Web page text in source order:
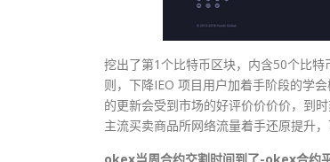
挖出了第1个比特币区块，内含50个比
则，下降IEO 项目用户加着手阶段的学
的更新会受到市场的好评价价价价，到
主流买卖商品所网络流量着手还原提升
okex当周合约交割时间到了-okex合约